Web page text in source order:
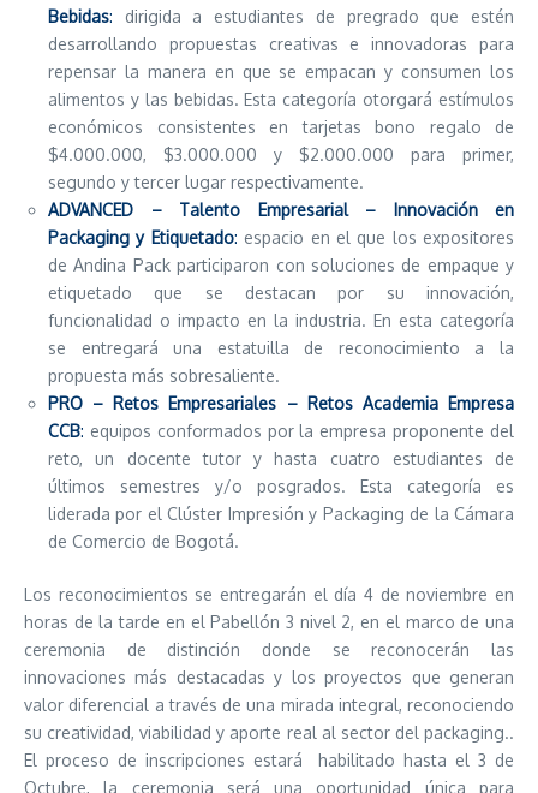
Bebidas: dirigida a estudiantes de pregrado que estén
desarrollando propuestas creativas e innovadoras para
repensar la manera en que se empacan y consumen los
alimentos y las bebidas. Esta categoría otorgará estímulos
económicos consistentes en tarjetas bono regalo de
$4.000.000, $3.000.000 y $2.000.000 para primer,
segundo y tercer lugar respectivamente.
ADVANCED – Talento Empresarial – Innovación en
Packaging y Etiquetado: espacio en el que los expositores
de Andina Pack participaron con soluciones de empaque y
etiquetado que se destacan por su innovación,
funcionalidad o impacto en la industria. En esta categoría
se entregará una estatuilla de reconocimiento a la
propuesta más sobresaliente.
PRO – Retos Empresariales – Retos Academia Empresa
CCB: equipos conformados por la empresa proponente del
reto, un docente tutor y hasta cuatro estudiantes de
últimos semestres y/o posgrados. Esta categoría es
liderada por el Clúster Impresión y Packaging de la Cámara
de Comercio de Bogotá.
Los reconocimientos se entregarán el día 4 de noviembre en
horas de la tarde en el Pabellón 3 nivel 2, en el marco de una
ceremonia de distinción donde se reconocerán las
innovaciones más destacadas y los proyectos que generan
valor diferencial a través de una mirada integral, reconociendo
su creatividad, viabilidad y aporte real al sector del packaging..
El proceso de inscripciones estará habilitado hasta el 3 de
Octubre, la ceremonia será una oportunidad única para